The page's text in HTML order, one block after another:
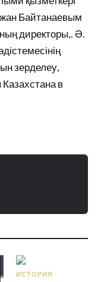
Байтанаевым
директоры,. Ә.
зерделеу,
в
ИСТОРИЯ